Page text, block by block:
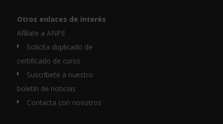
Otros enlaces de interés
Afíliate a ANPE
Solicita duplicado de
certificado de curso
Suscríbete a nuestro
boletín de noticias
Contacta con nosotros